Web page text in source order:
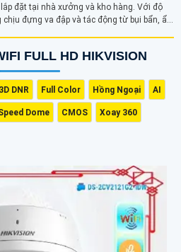
đặt tại nhà xưởng và kho hàng. Với độ
đựng va đập và tác động từ bụi bẩn, ẩm
FULL HD HIKVISION
3D DNR Full Color Hồng Ngoại AI
Dome CMOS Xoay 360